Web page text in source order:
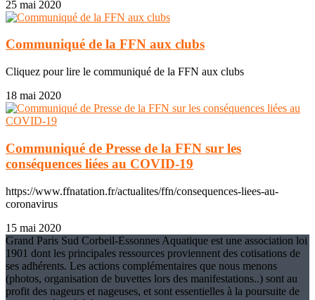
25 mai 2020
Communiqué de la FFN aux clubs
Cliquez pour lire le communiqué de la FFN aux clubs
18 mai 2020
Communiqué de Presse de la FFN sur les
conséquences liées au COVID-19
https://www.ffnatation.fr/actualites/ffn/consequences-liees-au-
coronavirus
15 mai 2020
Grand Paris Sud Corbeil-Essonnes Aquatique est une association loi
1901 dont les principales ressources proviennent des cotisations de
ses adhérents. Les actions complémentaires que nous menons
(photos, organisation de buvettes lors des manifestations..) sont au
profit des nageurs et nageuses, et sont essentielles à la poursuite de